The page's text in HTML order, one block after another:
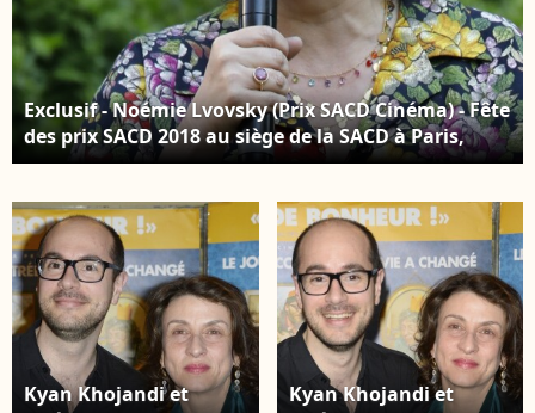
Exclusif - Noémie Lvovsky (Prix SACD Cinéma) - Fête
des prix SACD 2018 au siège de la SACD à Paris,
France, le 18 juin 2018. Les prix SACD sont des
et compositeurs dramatiques dans les domaines
du cinéma, de la danse, de la musique, de la radio,
de la télévision et du théâtre. © Marc Ausset-
Lacroix/Bestimage
Kyan Khojandi et
Kyan Khojandi et